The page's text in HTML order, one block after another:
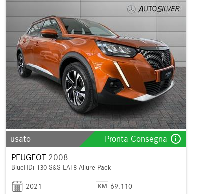
usato Pronta Consegna info_outline
PEUGEOT 2008
BlueHDi 130 S&S EAT8 Allure Pack
2021
69.110